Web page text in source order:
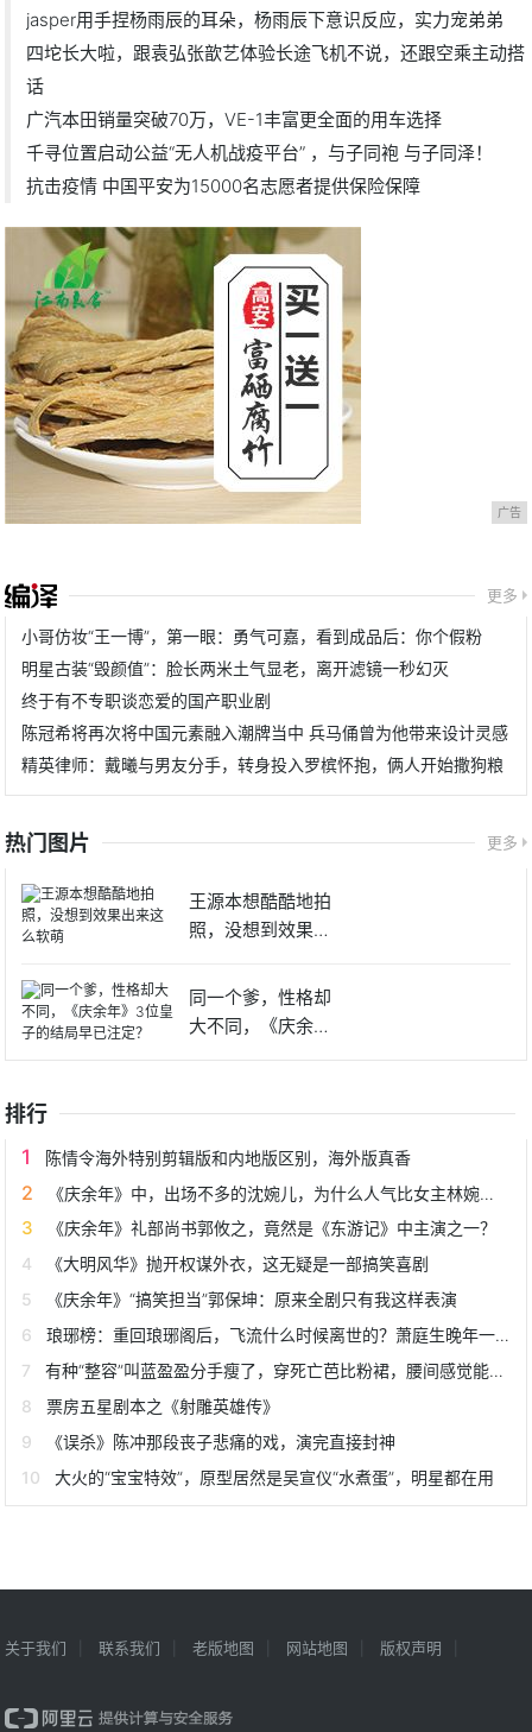
jasper用手捏杨雨辰的耳朵，杨雨辰下意识反应，实力宠弟弟
四坨长大啦，跟袁弘张歆艺体验长途飞机不说，还跟空乘主动搭
话
广汽本田销量突破70万，VE-1丰富更全面的用车选择
千寻位置启动公益“无人机战疫平台” ，与子同袍 与子同泽！
抗击疫情 中国平安为15000名志愿者提供保险保障
广告
更多
小哥仿妆“王一博”，第一眼：勇气可嘉，看到成品后：你个假粉
明星古装“毁颜值”：脸长两米土气显老，离开滤镜一秒幻灭
终于有不专职谈恋爱的国产职业剧
陈冠希将再次将中国元素融入潮牌当中 兵马俑曾为他带来设计灵感
精英律师：戴曦与男友分手，转身投入罗槟怀抱，俩人开始撒狗粮
热门图片 更多
王源本想酷酷地拍
照，没想到效果出
同一个爹，性格却
大不同，《庆余
年》3位皇
排行
陈情令海外特别剪辑版和内地版区别，海外版真香
《庆余年》中，出场不多的沈婉儿，为什么人气比女主林婉儿还高？
《庆余年》礼部尚书郭攸之，竟然是《东游记》中主演之一？
《大明风华》抛开权谋外衣，这无疑是一部搞笑喜剧
《庆余年》“搞笑担当”郭保坤：原来全剧只有我这样表演
琅琊榜：重回琅琊阁后，飞流什么时候离世的？萧庭生晚年一语中的
有种“整容”叫蓝盈盈分手瘦了，穿死亡芭比粉裙，腰间感觉能透光
票房五星剧本之《射雕英雄传》
《误杀》陈冲那段丧子悲痛的戏，演完直接封神
大火的“宝宝特效”，原型居然是吴宣仪“水煮蛋”，明星都在用
关于我们 联系我们 老版地图 网站地图 版权声明